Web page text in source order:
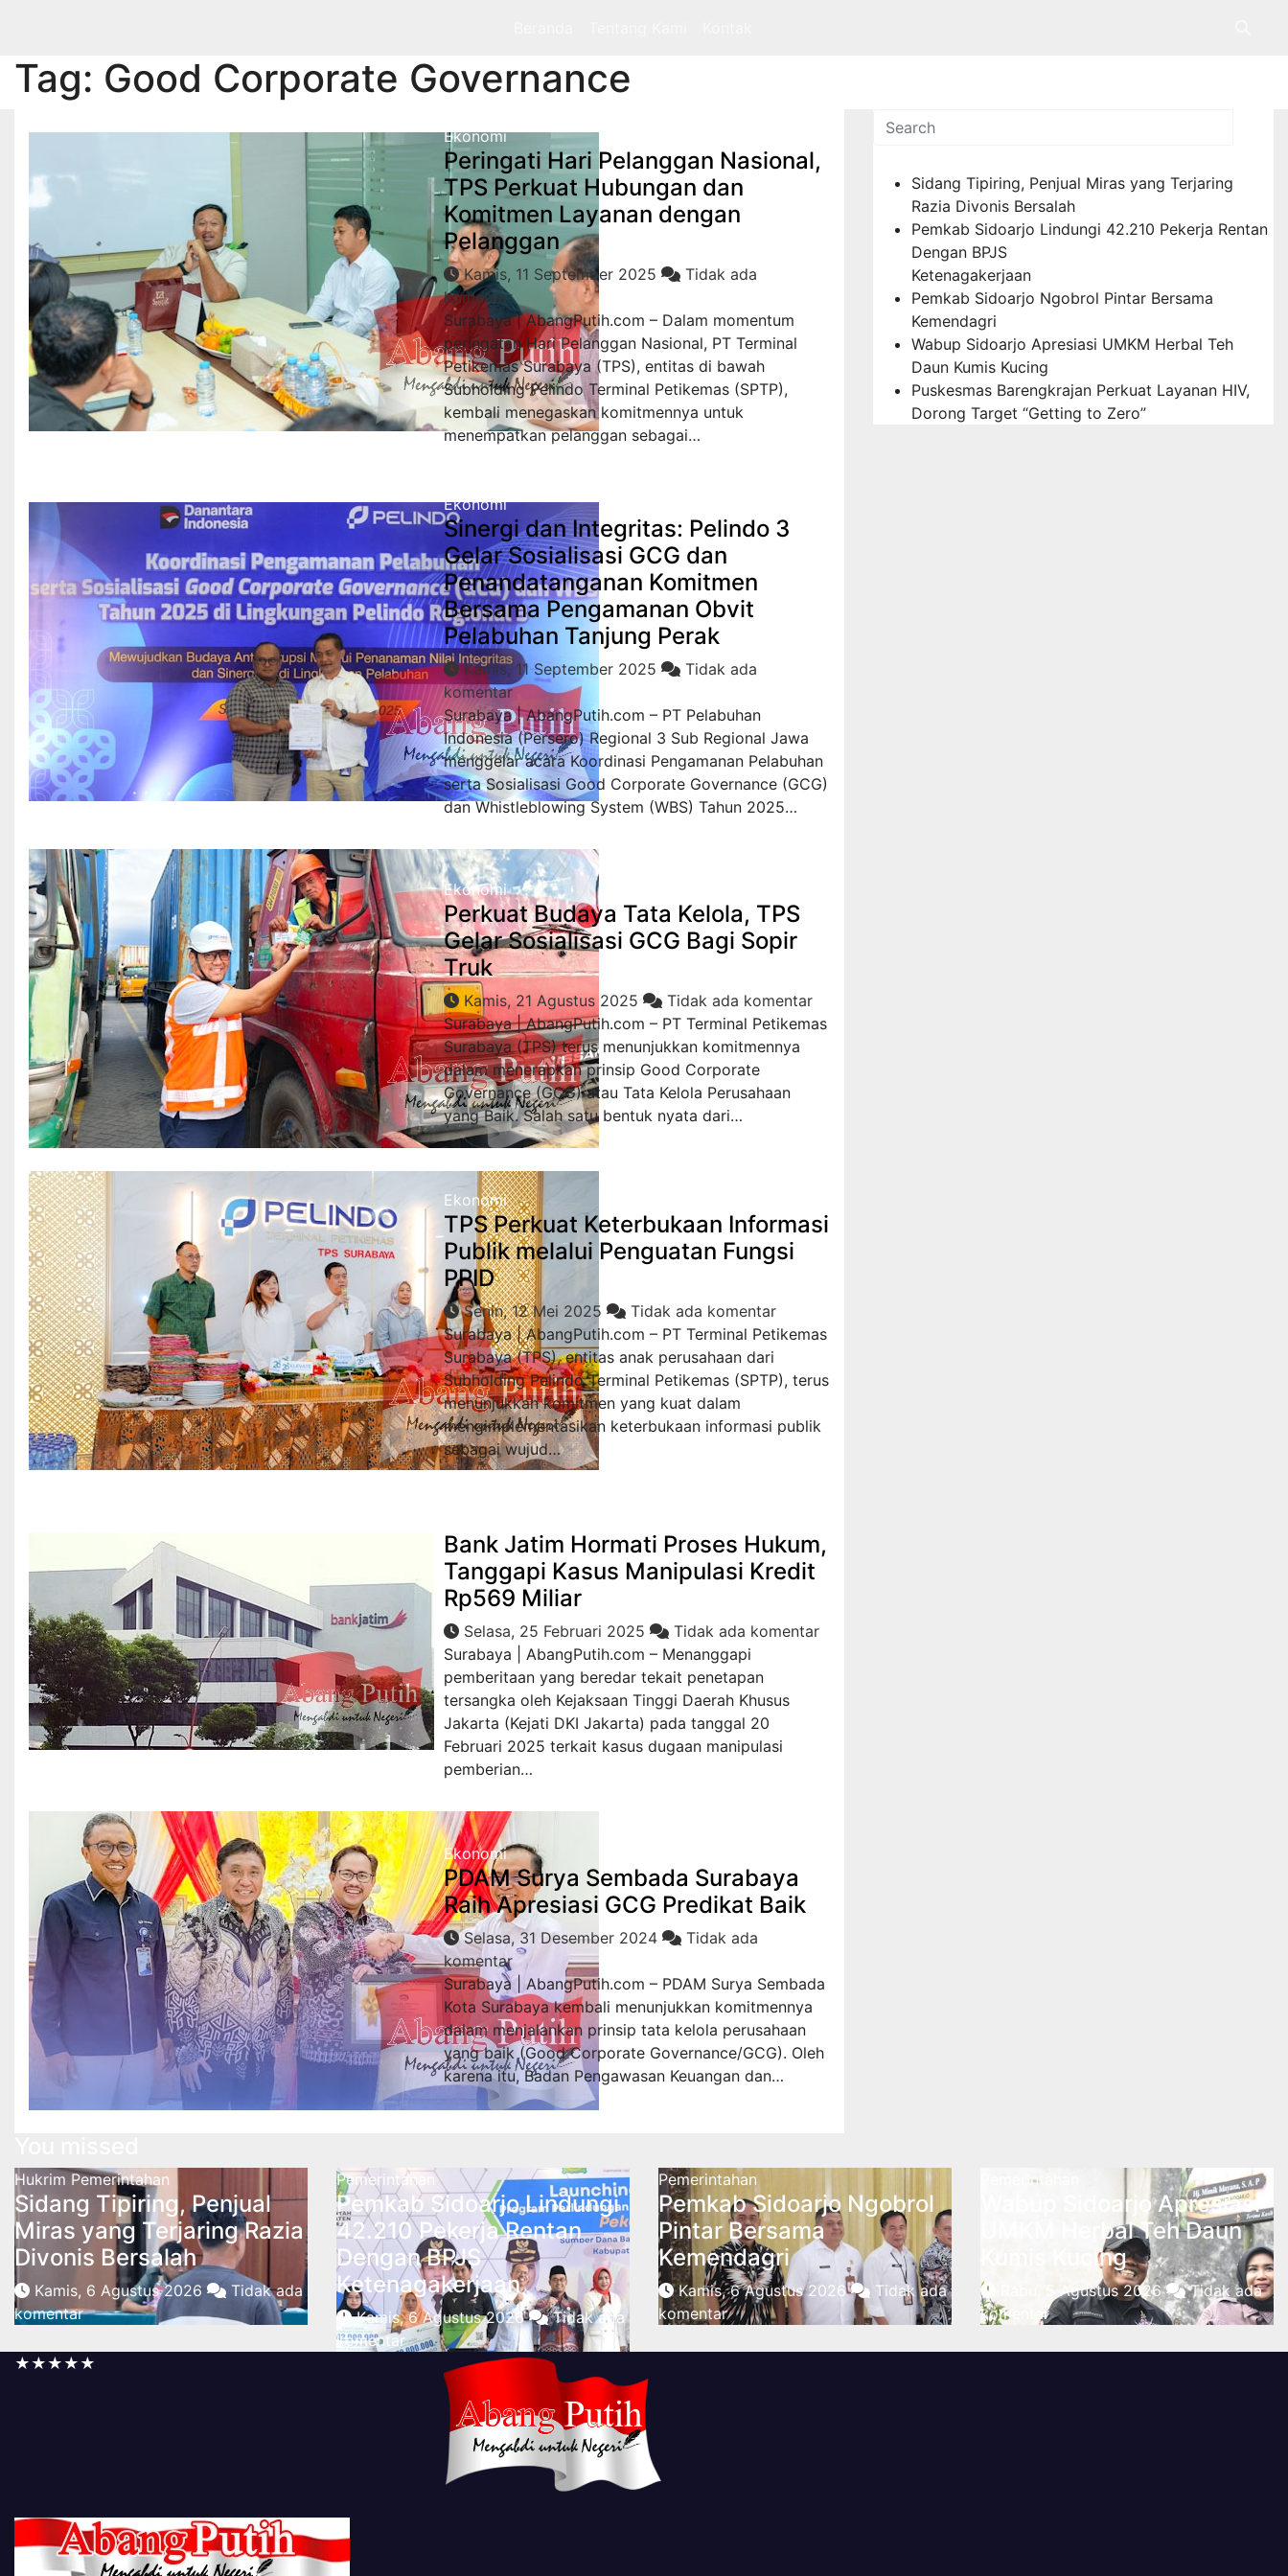
Tag: Good Corporate Governance
Ekonomi
Peringati Hari Pelanggan Nasional,
TPS Perkuat Hubungan dan
Komitmen Layanan dengan
Pelanggan
Kamis, 11 September 2025
Tidak ada
komentar
Surabaya | AbangPutih.com – Dalam momentum
peringatan Hari Pelanggan Nasional, PT Terminal
Petikemas Surabaya (TPS), entitas di bawah
Subholding Pelindo Terminal Petikemas (SPTP),
kembali menegaskan komitmennya untuk
menempatkan pelanggan sebagai…
Ekonomi
Sinergi dan Integritas: Pelindo 3
Gelar Sosialisasi GCG dan
Penandatanganan Komitmen
Bersama Pengamanan Obvit
Pelabuhan Tanjung Perak
Kamis, 11 September 2025
Tidak ada
komentar
Surabaya | AbangPutih.com – PT Pelabuhan
Indonesia (Persero) Regional 3 Sub Regional Jawa
menggelar acara Koordinasi Pengamanan Pelabuhan
serta Sosialisasi Good Corporate Governance (GCG)
dan Whistleblowing System (WBS) Tahun 2025…
Ekonomi
Perkuat Budaya Tata Kelola, TPS
Gelar Sosialisasi GCG Bagi Sopir
Truk
Kamis, 21 Agustus 2025
Tidak ada komentar
Surabaya | AbangPutih.com – PT Terminal Petikemas
Surabaya (TPS) terus menunjukkan komitmennya
dalam menerapkan prinsip Good Corporate
Governance (GCG) atau Tata Kelola Perusahaan
yang Baik. Salah satu bentuk nyata dari…
Ekonomi
TPS Perkuat Keterbukaan Informasi
Publik melalui Penguatan Fungsi
PPID
Senin, 12 Mei 2025
Tidak ada komentar
Surabaya | AbangPutih.com – PT Terminal Petikemas
Surabaya (TPS), entitas anak perusahaan dari
Subholding Pelindo Terminal Petikemas (SPTP), terus
menunjukkan komitmen yang kuat dalam
mengimplementasikan keterbukaan informasi publik
sebagai wujud…
Bank Jatim Hormati Proses Hukum,
Tanggapi Kasus Manipulasi Kredit
Rp569 Miliar
Selasa, 25 Februari 2025
Tidak ada komentar
Surabaya | AbangPutih.com – Menanggapi
pemberitaan yang beredar tekait penetapan
tersangka oleh Kejaksaan Tinggi Daerah Khusus
Jakarta (Kejati DKI Jakarta) pada tanggal 20
Februari 2025 terkait kasus dugaan manipulasi
pemberian…
Ekonomi
PDAM Surya Sembada Surabaya
Raih Apresiasi GCG Predikat Baik
Selasa, 31 Desember 2024
Tidak ada
komentar
Surabaya | AbangPutih.com – PDAM Surya Sembada
Kota Surabaya kembali menunjukkan komitmennya
dalam menjalankan prinsip tata kelola perusahaan
yang baik (Good Corporate Governance/GCG). Oleh
karena itu, Badan Pengawasan Keuangan dan…
Sidang Tipiring, Penjual Miras yang Terjaring
Razia Divonis Bersalah
Pemkab Sidoarjo Lindungi 42.210 Pekerja Rentan
Dengan BPJS
Ketenagakerjaan
Pemkab Sidoarjo Ngobrol Pintar Bersama
Kemendagri
Wabup Sidoarjo Apresiasi UMKM Herbal Teh
Daun Kumis Kucing
Puskesmas Barengkrajan Perkuat Layanan HIV,
Dorong Target “Getting to Zero”
Hukrim Pemerintahan
Sidang Tipiring, Penjual
Miras yang Terjaring Razia
Divonis Bersalah
Kamis, 6 Agustus 2026
Tidak ada
komentar
Pemerintahan
Pemkab Sidoarjo Lindungi
42.210 Pekerja Rentan
Dengan BPJS
Ketenagakerjaan
Kamis, 6 Agustus 2026
Tidak ada
komentar
Pemerintahan
Pemkab Sidoarjo Ngobrol
Pintar Bersama
Kemendagri
Kamis, 6 Agustus 2026
Tidak ada
komentar
Pemerintahan
Wabup Sidoarjo Apresiasi
UMKM Herbal Teh Daun
Kumis Kucing
Rabu, 5 Agustus 2026
Tidak ada
komentar
★★★★★